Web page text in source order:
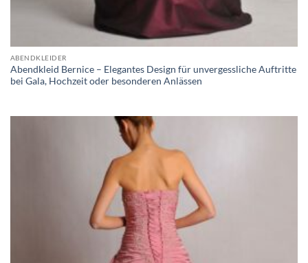
ABENDKLEIDER
Abendkleid Bernice – Elegantes Design für unvergessliche Auftritte
bei Gala, Hochzeit oder besonderen Anlässen